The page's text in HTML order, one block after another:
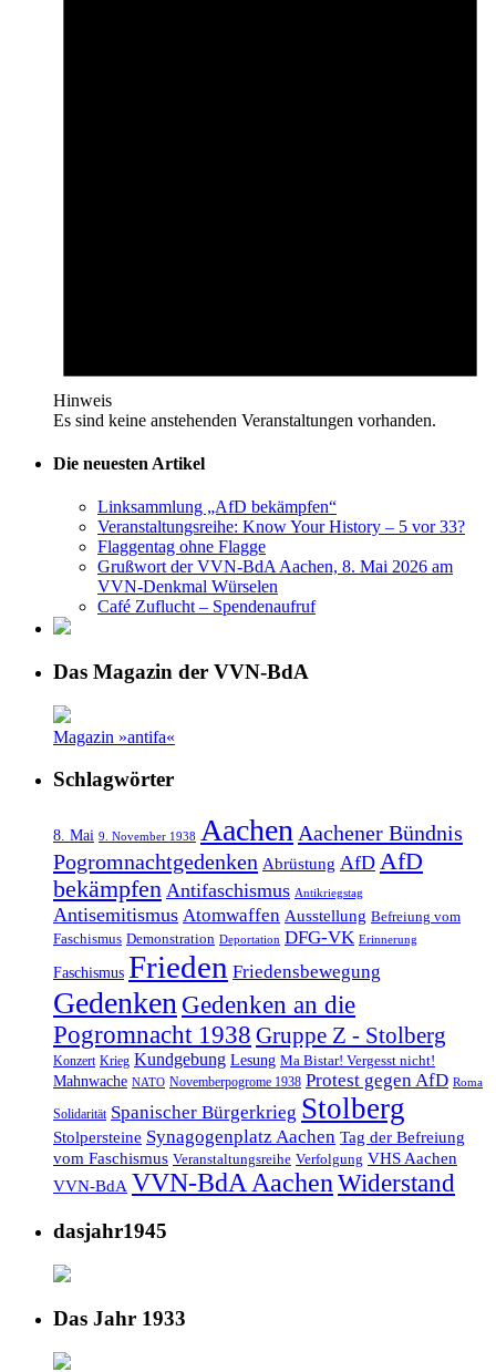
Hinweis
Es sind keine anstehenden Veranstaltungen vorhanden.
Die neuesten Artikel
Linksammlung „AfD bekämpfen“
Veranstaltungsreihe: Know Your History – 5 vor 33?
Flaggentag ohne Flagge
Grußwort der VVN-BdA Aachen, 8. Mai 2026 am
VVN-Denkmal Würselen
Café Zuflucht – Spendenaufruf
Das Magazin der VVN-BdA
Magazin »antifa«
Schlagwörter
8. Mai 9. November 1938 Aachen Aachener Bündnis
Pogromnachtgedenken Abrüstung AfD AfD
bekämpfen Antifaschismus Antikriegstag
Antisemitismus Atomwaffen Ausstellung Befreiung vom
Faschismus Demonstration Deportation DFG-VK Erinnerung
Faschismus Frieden Friedensbewegung
Gedenken Gedenken an die
Pogromnacht 1938 Gruppe Z - Stolberg
Konzert Krieg Kundgebung Lesung Ma Bistar! Vergesst nicht!
Mahnwache NATO Novemberpogrome 1938 Protest gegen AfD Roma
Solidarität Spanischer Bürgerkrieg Stolberg
Stolpersteine Synagogenplatz Aachen Tag der Befreiung
vom Faschismus Veranstaltungsreihe Verfolgung VHS Aachen
VVN-BdA VVN-BdA AachenWiderstand
dasjahr1945
Das Jahr 1933